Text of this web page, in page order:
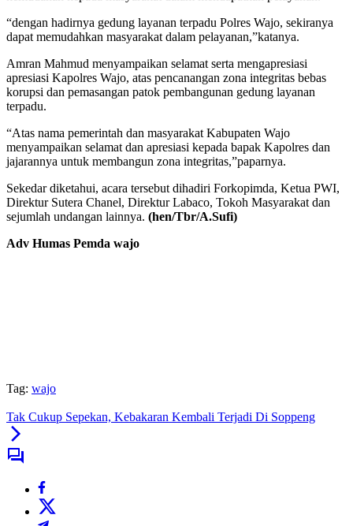
“dengan hadirnya gedung layanan terpadu Polres Wajo, sekiranya
dapat memudahkan masyarakat dalam pelayanan,”katanya.
Amran Mahmud menyampaikan selamat serta mengapresiasi
apresiasi Kapolres Wajo, atas pencanangan zona integritas bebas
korupsi dan pemasangan patok pembangunan gedung layanan
terpadu.
“Atas nama pemerintah dan masyarakat Kabupaten Wajo
menyampaikan selamat dan apresiasi kepada bapak Kapolres dan
jajarannya untuk membangun zona integritas,”paparnya.
Sekedar diketahui, acara tersebut dihadiri Forkopimda, Ketua PWI,
Direktur Sutera Chanel, Direktur Labaco, Tokoh Masyarakat dan
sejumlah undangan lainnya. (hen/Tbr/A.Sufi)
Adv Humas Pemda wajo
Tag: wajo
Tak Cukup Sepekan, Kebakaran Kembali Terjadi Di Soppeng